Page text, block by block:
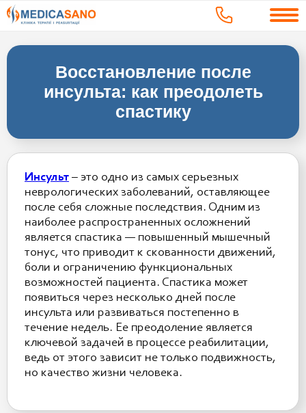
Восстановление после
инсульта: как преодолеть
спастику
Инсульт – это одно из самых серьезных
неврологических заболеваний, оставляющее
после себя сложные последствия. Одним из
наиболее распространенных осложнений
является спастика — повышенный мышечный
тонус, что приводит к скованности движений,
боли и ограничению функциональных
возможностей пациента. Спастика может
появиться через несколько дней после
инсульта или развиваться постепенно в
течение недель. Ее преодоление является
ключевой задачей в процессе реабилитации,
ведь от этого зависит не только подвижность,
но качество жизни человека.